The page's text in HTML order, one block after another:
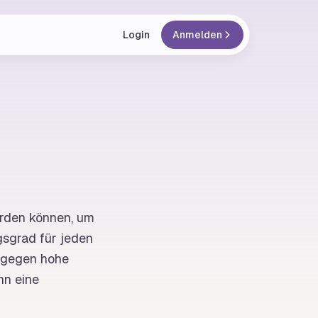
Login Anmelden
können, um
für jeden
hohe
eine